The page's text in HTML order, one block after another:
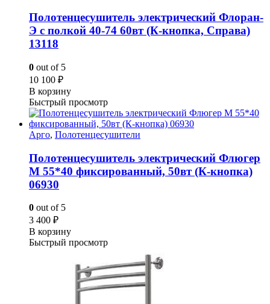
Полотенцесушитель электрический Флоран-
Э с полкой 40-74 60вт (К-кнопка, Справа)
13118
0 out of 5
10 100 ₽
В корзину
Быстрый просмотр
Арго, Полотенцесушители
Полотенцесушитель электрический Флюгер
М 55*40 фиксированный, 50вт (К-кнопка)
06930
0 out of 5
3 400 ₽
В корзину
Быстрый просмотр